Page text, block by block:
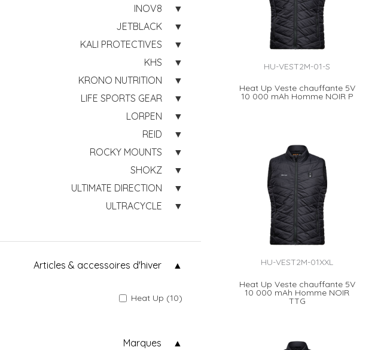
INOV8
JETBLACK
KALI PROTECTIVES
KHS
KRONO NUTRITION
LIFE SPORTS GEAR
LORPEN
REID
ROCKY MOUNTS
SHOKZ
ULTIMATE DIRECTION
ULTRACYCLE
Articles & accessoires d'hiver
Heat Up (10)
Marques
HU-VEST2M-01-S
Heat Up Veste chauffante 5V
10 000 mAh Homme NOIR P
HU-VEST2M-01XXL
Heat Up Veste chauffante 5V
10 000 mAh Homme NOIR
TTG